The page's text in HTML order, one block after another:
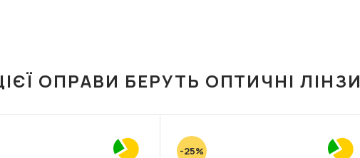
ОПРАВИ БЕРУТЬ ОПТИЧНІ ЛІНЗИ
-25%